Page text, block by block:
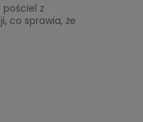
z
co sprawia, że